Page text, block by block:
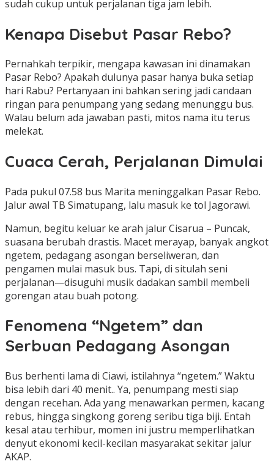
sudah cukup untuk perjalanan tiga jam lebih.
Kenapa Disebut Pasar Rebo?
Pernahkah terpikir, mengapa kawasan ini dinamakan
Pasar Rebo? Apakah dulunya pasar hanya buka setiap
hari Rabu? Pertanyaan ini bahkan sering jadi candaan
ringan para penumpang yang sedang menunggu bus.
Walau belum ada jawaban pasti, mitos nama itu terus
melekat.
Cuaca Cerah, Perjalanan Dimulai
Pada pukul 07.58 bus Marita meninggalkan Pasar Rebo.
Jalur awal TB Simatupang, lalu masuk ke tol Jagorawi.
Namun, begitu keluar ke arah jalur Cisarua – Puncak,
suasana berubah drastis. Macet merayap, banyak angkot
ngetem, pedagang asongan berseliweran, dan
pengamen mulai masuk bus. Tapi, di situlah seni
perjalanan—disuguhi musik dadakan sambil membeli
gorengan atau buah potong.
Fenomena “Ngetem” dan
Serbuan Pedagang Asongan
Bus berhenti lama di Ciawi, istilahnya “ngetem.” Waktu
bisa lebih dari 40 menit.. Ya, penumpang mesti siap
dengan recehan. Ada yang menawarkan permen, kacang
rebus, hingga singkong goreng seribu tiga biji. Entah
kesal atau terhibur, momen ini justru memperlihatkan
denyut ekonomi kecil-kecilan masyarakat sekitar jalur
AKAP.